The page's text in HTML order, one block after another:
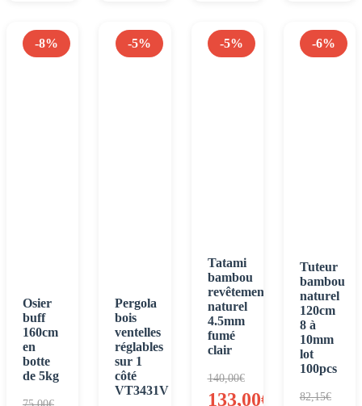
-8%
Osier
buff
160cm
en
botte
de 5kg
-5%
Pergola
bois
ventelles
réglables
sur 1
côté
VT3431V
-5%
Tatami
bambou
revêtement
naturel
4.5mm
fumé
clair
140,00€
133,00€
-6%
Tuteur
bambou
naturel
120cm
8 à
10mm
lot
100pcs
82,15€